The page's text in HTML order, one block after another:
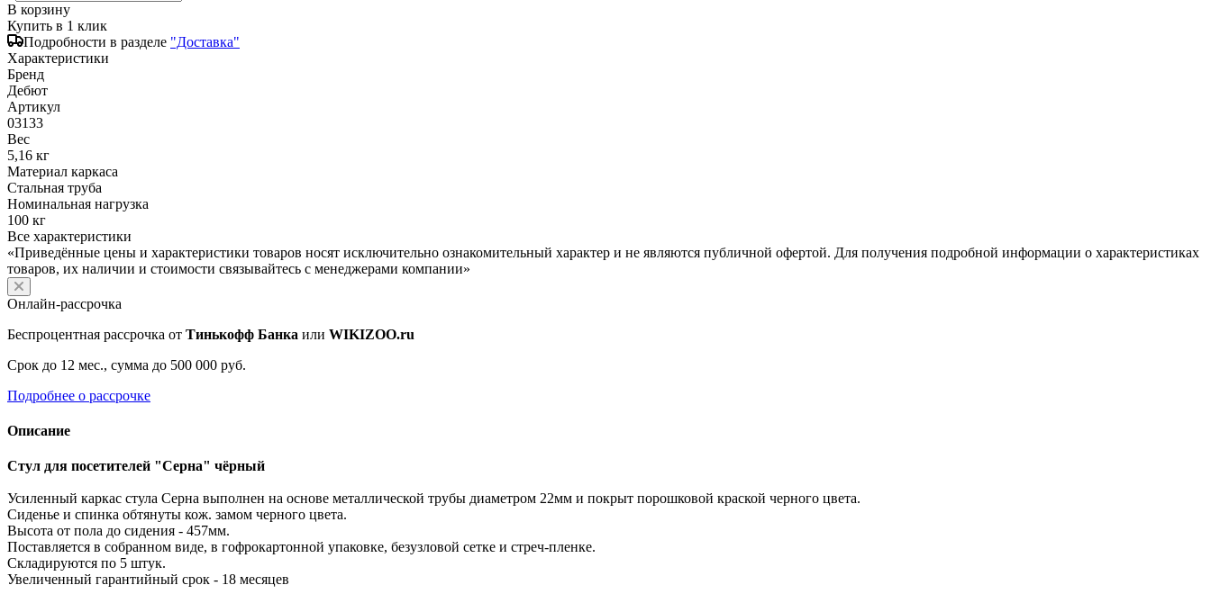
В корзину
Купить в 1 клик
Подробности в разделе "Доставка"
Характеристики
Бренд
Дебют
Артикул
03133
Вес
5,16 кг
Материал каркаса
Стальная труба
Номинальная нагрузка
100 кг
Все характеристики
«Приведённые цены и характеристики товаров носят исключительно ознакомительный характер и не являются публичной офертой. Для получения подробной информации о характеристиках
товаров, их наличии и стоимости связывайтесь с менеджерами компании»
Онлайн-рассрочка
Беспроцентная рассрочка от Тинькофф Банка или WIKIZOO.ru
Срок до 12 мес., сумма до 500 000 руб.
Подробнее о рассрочке
Описание
Стул для посетителей "Серна" чёрный
Усиленный каркас стула Серна выполнен на основе металлической трубы диаметром 22мм и покрыт порошковой краской черного цвета.
Сиденье и спинка обтянуты кож. замом черного цвета.
Высота от пола до сидения - 457мм.
Поставляется в собранном виде, в гофрокартонной упаковке, безузловой сетке и стреч-пленке.
Складируются по 5 штук.
Увеличенный гарантийный срок - 18 месяцев